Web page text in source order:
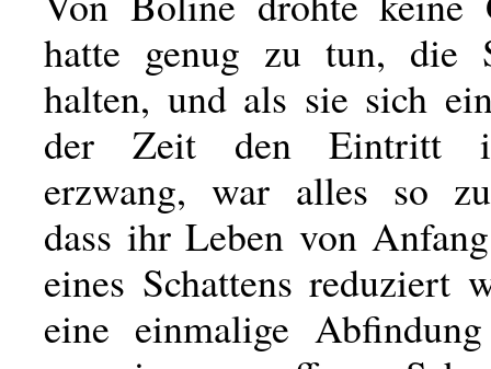
hatte genug zu tun, die
halten, und als sie sich
der Zeit den Eintritt
erzwang, war alles so
dass ihr Leben von
eines Schattens reduziert
eine einmalige